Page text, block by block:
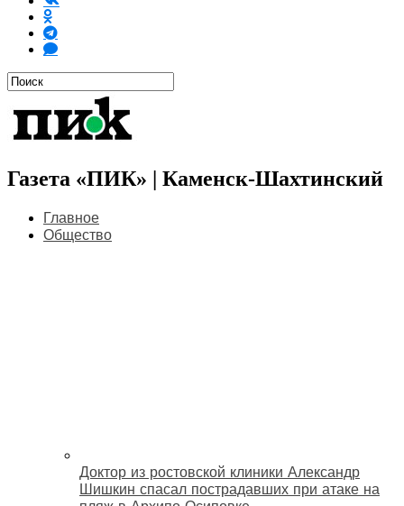
Газета «ПИК» | Каменск-Шахтинский
Главное
Общество
Доктор из ростовской клиники Александр
Шишкин спасал пострадавших при атаке на